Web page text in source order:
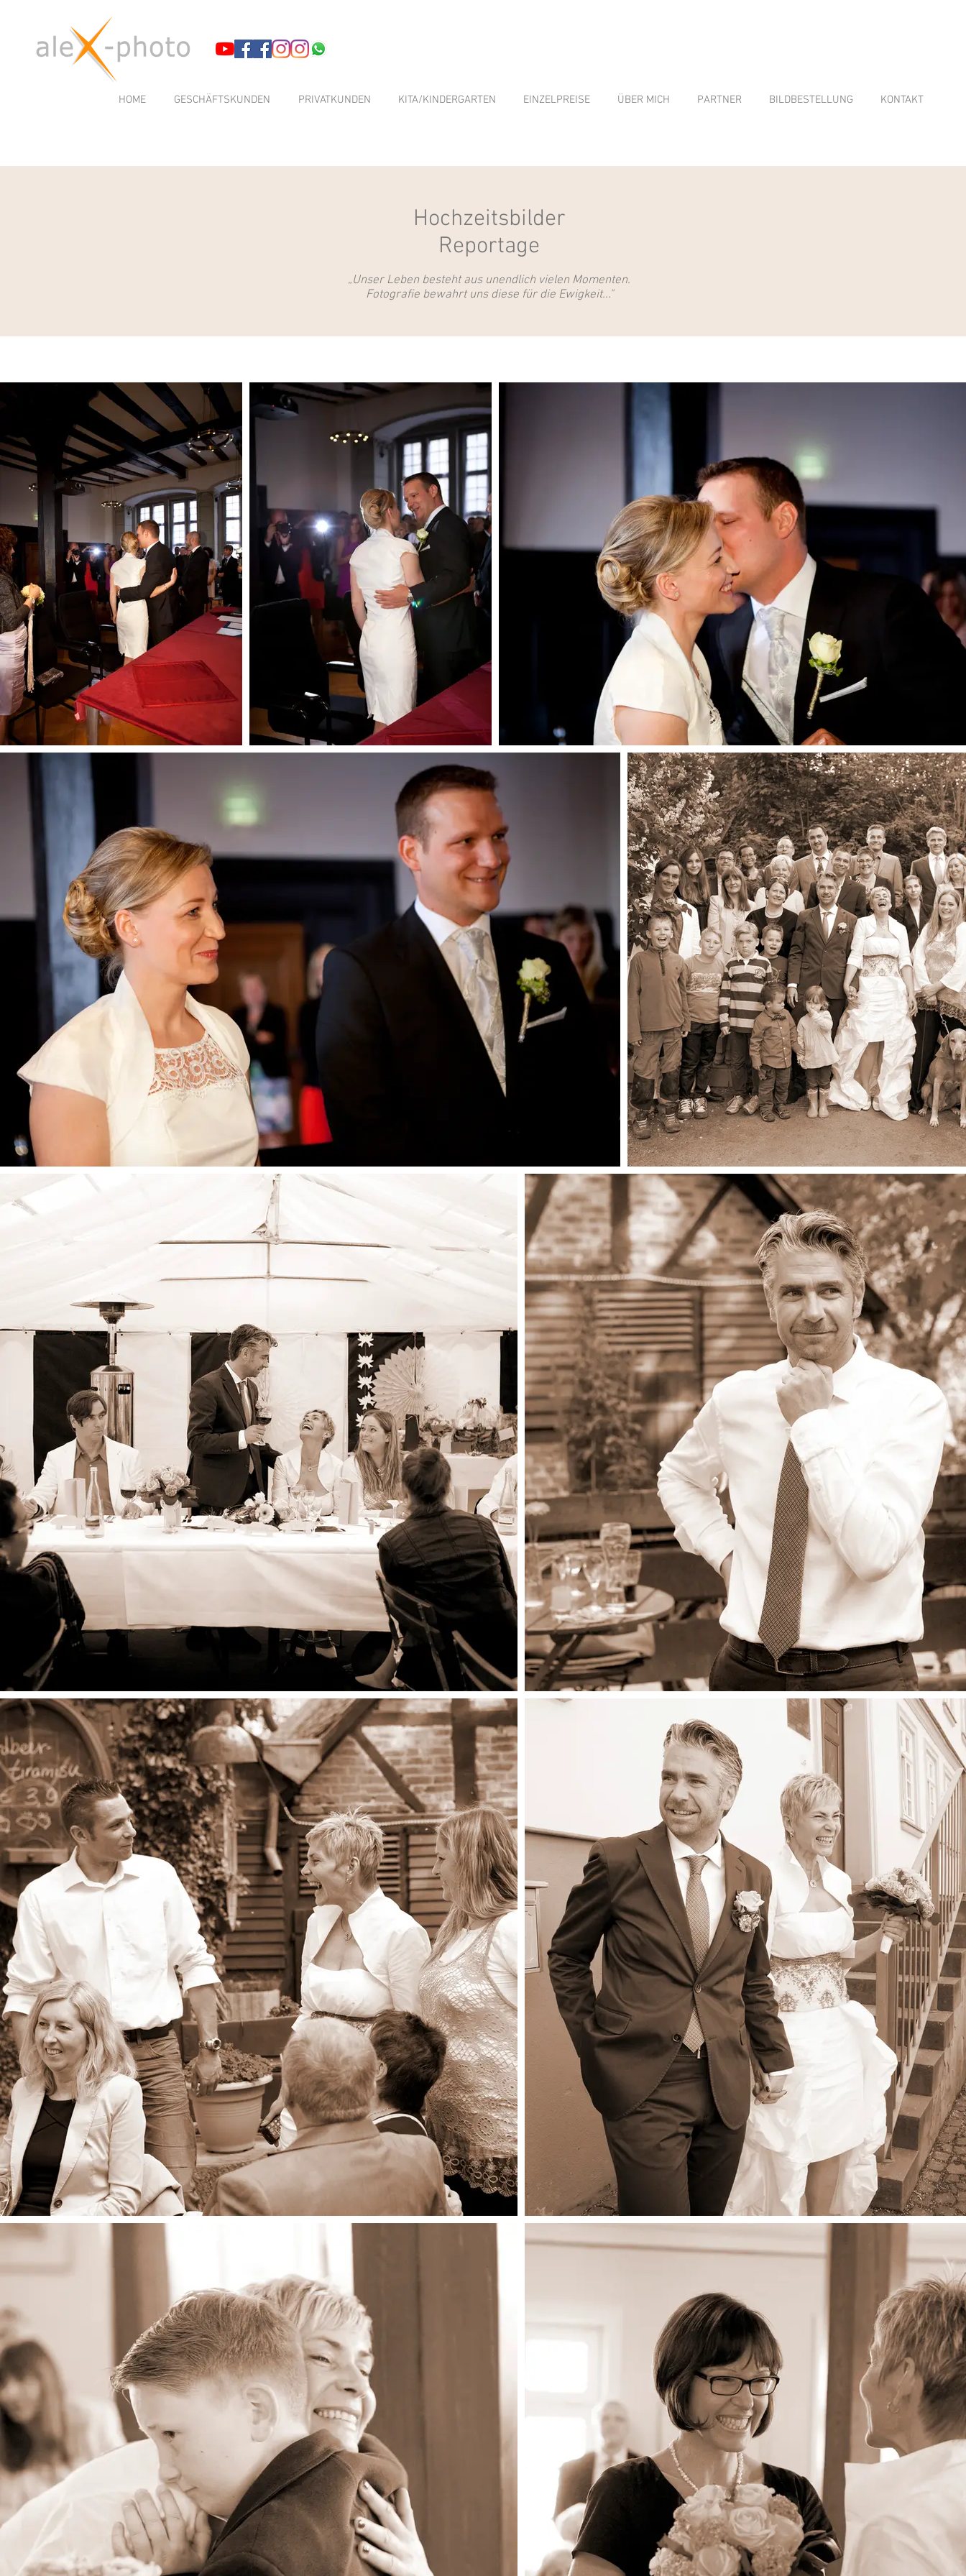
HOME GESCHÄFTSKUNDEN PRIVATKUNDEN KITA/KINDERGARTEN EINZELPREISE ÜBER MICH PARTNER BILDBESTELLUNG KONTAKT
Hochzeitsbilder
Reportage
„Unser Leben besteht aus unendlich vielen Momenten.
Fotografie bewahrt uns diese für die Ewigkeit..."